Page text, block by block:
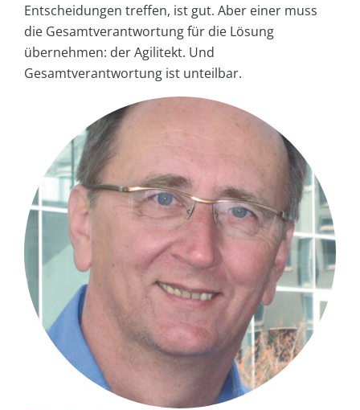
Entscheidungen treffen, ist gut. Aber einer muss
die Gesamtverantwortung für die Lösung
übernehmen: der Agilitekt. Und
Gesamtverantwortung ist unteilbar.